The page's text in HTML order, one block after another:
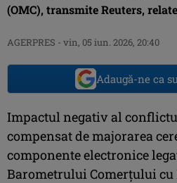
(OMC), transmite Reuters,
AGERPRES - vin, 05 iun. 2026, 20:40
Adaugă-ne ca
Impactul negativ al
compensat de majorarea
componente electronice
Barometrului Comerţului cu